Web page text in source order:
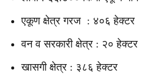
एकूण क्षेत्र गरज : ४०६ हेक्टर
वन व सरकारी क्षेत्र : २० हेक्टर
खासगी क्षेत्र : ३८६ हेक्टर